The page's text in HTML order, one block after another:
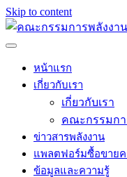
Skip to content
หน้าแรก
เกี่ยวกับเรา
เกี่ยวกับเรา
คณะกรรมกา
ข่าวสารพลังงาน
แพลตฟอร์มซื้อขายค
ข้อมูลและความรู้